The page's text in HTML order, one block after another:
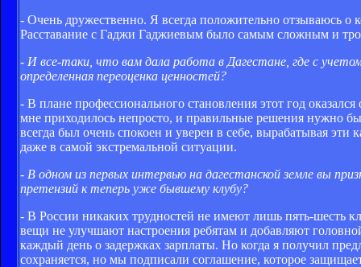
- Очень дружественно. Я всегда положительно отзываюсь о
Расставание с Гаджи Гаджиевым было самым сложным и
- И все-таки, что вам дала работа в Дагестане, где с
определенная переоценка ценностей?
- В плане профессионального становления этот год
мне приходилось непросто, и правильные решения нужно
всегда был очень спокоен и уверен в себе, вырабатывая
даже в самой экстремальной ситуации.
- В одном из первых интервью на дагестанской земле вы
претензий к теперь уже бывшему клубу?
- В России никаких трудностей не имеют лишь пять-шесть
вещи не улучшают настроения ребятам и добавляют
каждый день о задержках зарплаты. Но когда я получил
сохраняется, но мы подписали соглашение, которое